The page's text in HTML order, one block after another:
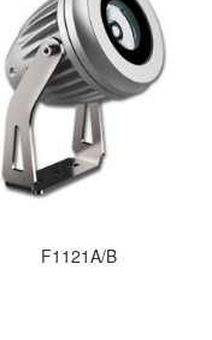
F1121A/B